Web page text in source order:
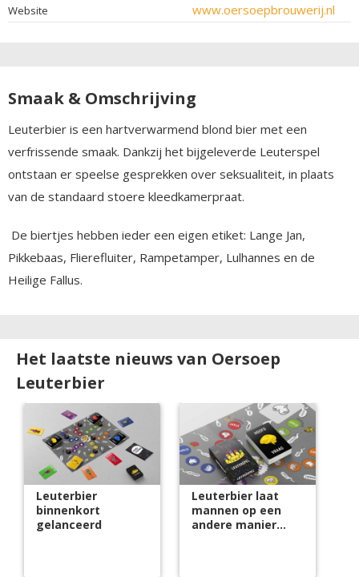
Website www.oersoepbrouwerij.nl
Smaak & Omschrijving
Leuterbier is een hartverwarmend blond bier met een
verfrissende smaak. Dankzij het bijgeleverde Leuterspel
ontstaan er speelse gesprekken over seksualiteit, in plaats
van de standaard stoere kleedkamerpraat.
De biertjes hebben ieder een eigen etiket: Lange Jan,
Pikkebaas, Flierefluiter, Rampetamper, Lulhannes en de
Heilige Fallus.
Het laatste nieuws van Oersoep
Leuterbier
Leuterbier
binnenkort
gelanceerd
Leuterbier laat
mannen op een
andere manier